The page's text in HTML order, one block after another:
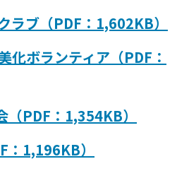
ラブ（PDF：1,602KB）
化ボランティア（PDF：
PDF：1,354KB）
1,196KB）